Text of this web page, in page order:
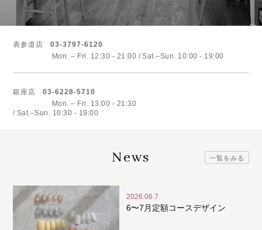
表参道店
03-3797-6120
Mon. – Fri. 12:30 - 21:00
Sat.–Sun. 10:00 - 19:00
銀座店
03-6228-5710
Mon. – Fri. 13:00 - 21:30
Sat.–Sun. 10:30 - 19:00
News 一覧をみる
2026.06.7
6〜7月定額コースデザイン